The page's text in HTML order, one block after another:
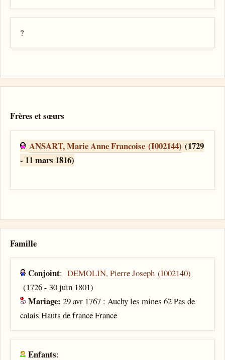
?
Frères et sœurs
ANSART, Marie Anne Francoise (I002144) (1729
- 11 mars 1816)
Famille
Conjoint:DEMOLIN, Pierre Joseph (I002140)
(1726 - 30 juin 1801)
Mariage:29 avr 1767 : Auchy les mines 62 Pas de
calais Hauts de france France
Enfants: